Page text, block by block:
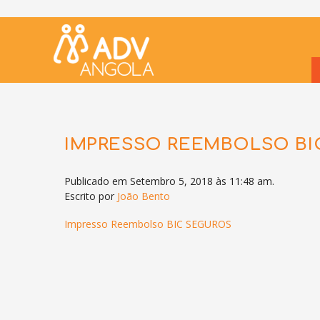
IMPRESSO REEMBOLSO
Publicado em Setembro 5, 2018 às 11:48 am.
Escrito por João Bento
Impresso Reembolso BIC SEGUROS